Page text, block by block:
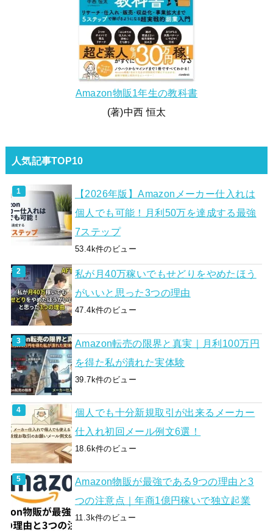
Amazon物販1年生の教科書
(著)中西 恒太
人気記事TOP10
【2026年版】Amazonメーカー仕入れは
個人でも可能！月利50万を達成する最強
7ステップ
53.4k件のビュー
私が月40万稼いでもせどりをやめたほう
がいいと思った3つの理由
47.4k件のビュー
Amazon転売の限界と真実｜月利100万円
を得た私が潰れた実体験
39.7k件のビュー
個人でも十分新規取引が出来るメーカー
仕入れ初回メール例文6選！
18.6k件のビュー
Amazon物販が最強である9つの理由と3
つの注意点｜年商1億円稼いで独立起業
11.3k件のビュー